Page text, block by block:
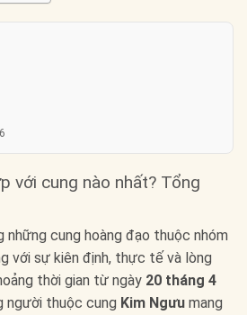
với cung nào nhất? Tổng
những cung hoàng đạo thuộc nhóm
với sự kiên định, thực tế và lòng
thời gian từ ngày 20 tháng 4
người thuộc cung Kim Ngưu mang